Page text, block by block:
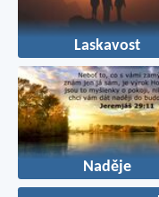
Laskavost
Naděje